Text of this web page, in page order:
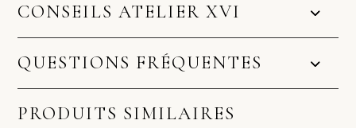
CONSEILS ATELIER XVI
QUESTIONS FRÉQUENTES
PRODUITS SIMILAIRES